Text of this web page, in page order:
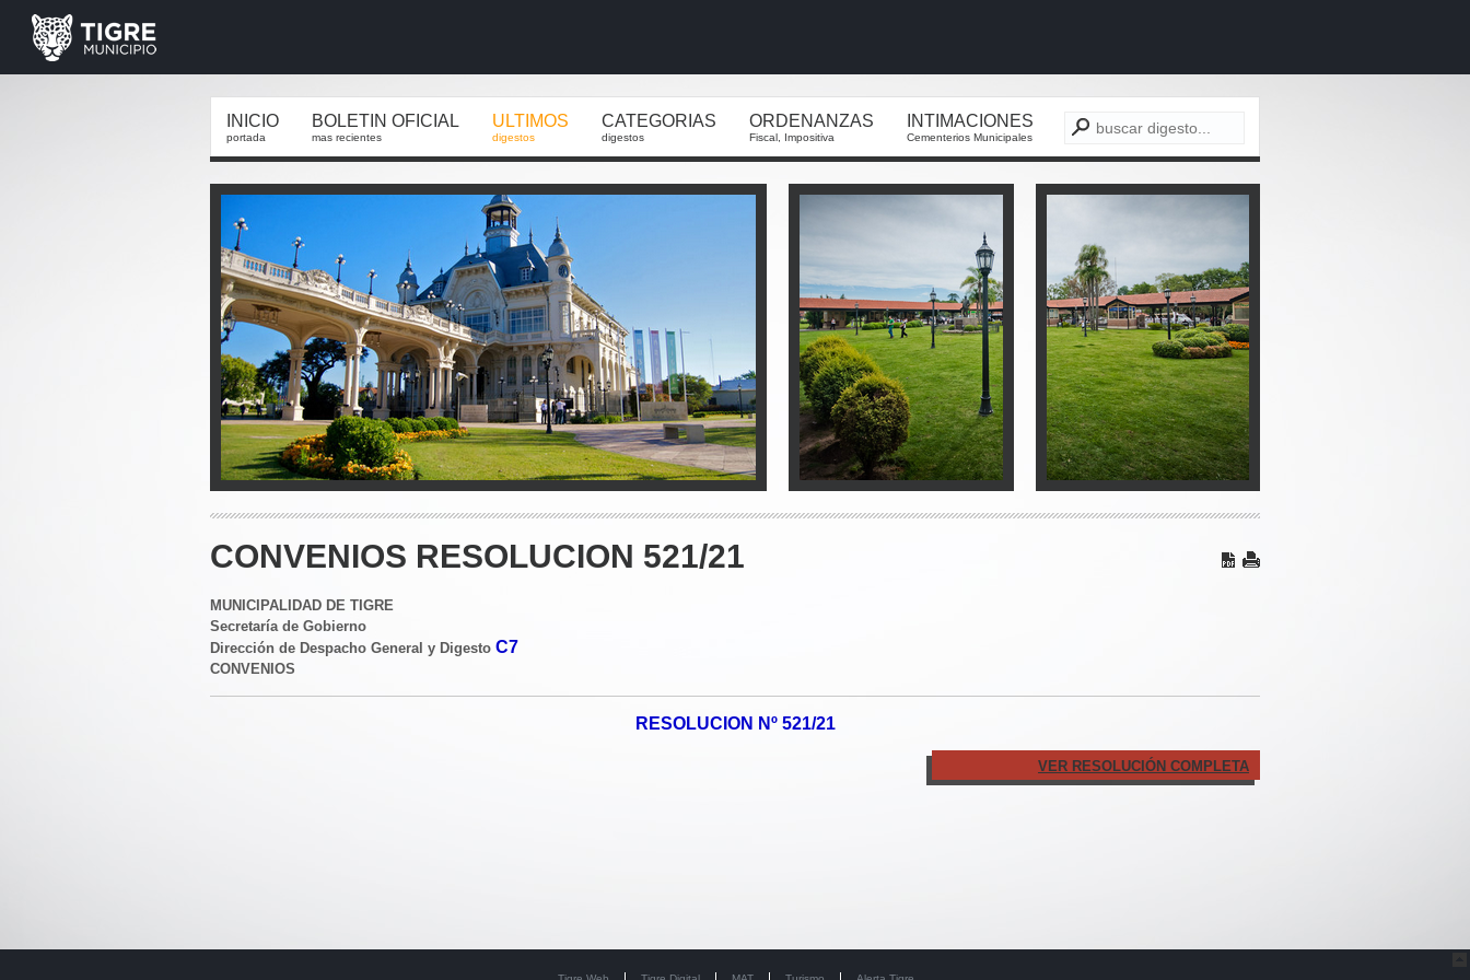
INICIO
portada
BOLETIN OFICIAL
mas recientes
ULTIMOS
digestos
CATEGORIAS
digestos
ORDENANZAS
Fiscal, Impositiva
INTIMACIONES
Cementerios Municipales
CONVENIOS RESOLUCION 521/21
MUNICIPALIDAD DE TIGRE
Secretaría de Gobierno
Dirección de Despacho General y Digesto C7
CONVENIOS
RESOLUCION Nº 521/21
VER RESOLUCIÓN COMPLETA